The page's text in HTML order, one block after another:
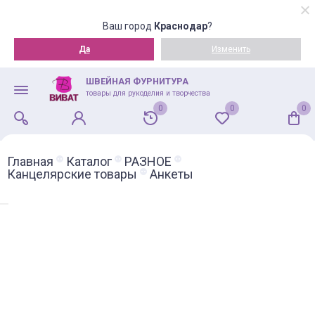
Ваш город Краснодар?
Да Изменить
ШВЕЙНАЯ ФУРНИТУРА
товары для рукоделия и творчества
0 0 0
Главная Каталог
РАЗНОЕ
Канцелярские товары
Анкеты